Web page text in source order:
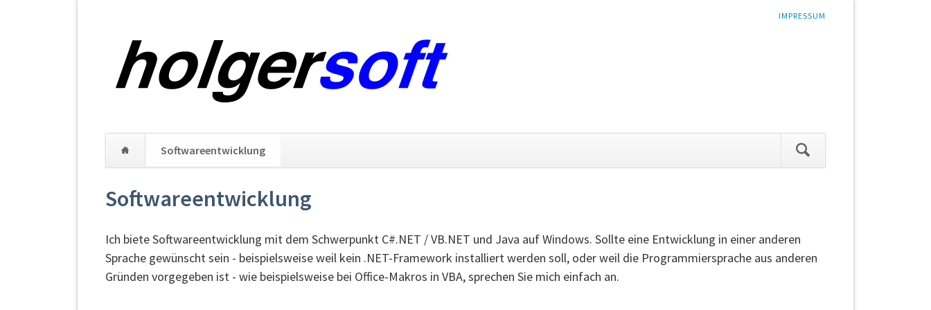
NAVIGATION
IMPRESSUM
überspringen
Softwareentwicklung
überspringen
Softwareentwicklung
Ich biete Softwareentwicklung mit dem Schwerpunkt C#.NET / VB.NET und Java auf Windows. Sollte eine Entwicklung in einer anderen
Sprache gewünscht sein - beispielsweise weil kein .NET-Framework installiert werden soll, oder weil die Programmiersprache aus anderen
Gründen vorgegeben ist - wie beispielsweise bei Office-Makros in VBA, sprechen Sie mich einfach an.